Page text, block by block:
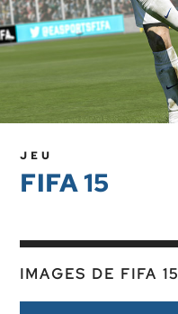
JEU
FIFA 15
IMAGES DE FIFA 15